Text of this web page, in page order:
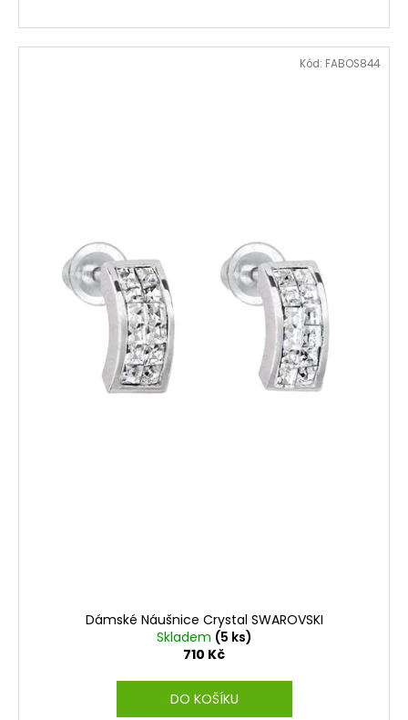
Dámské Náušnice Crystal SWAROVSKI
Skladem (5 ks)
710 Kč
DO KOŠÍKU
Kód: FABOS844